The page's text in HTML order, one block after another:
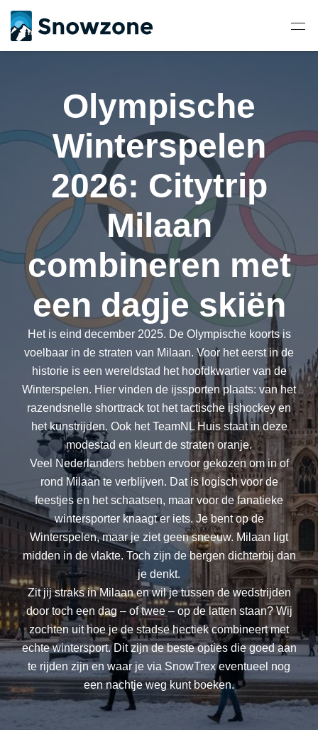
Olympische
Winterspelen
2026: Citytrip
Milaan
combineren met
een dagje skiën
Het is eind december 2025. De Olympische koorts is
voelbaar in de straten van Milaan. Voor het eerst in de
historie is een wereldstad het hoofdkwartier van de
Winterspelen. Hier vinden de ijssporten plaats: van het
razendsnelle shorttrack tot het tactische ijshockey en
het kunstrijden. Ook het TeamNL Huis staat in deze
modestad en kleurt de straten oranje.
Veel Nederlanders hebben ervoor gekozen om in of
rond Milaan te verblijven. Dat is logisch voor de
feestjes en het schaatsen, maar voor de fanatieke
wintersporter knaagt er iets. Je bent op de
Winterspelen, maar je ziet geen sneeuw. Milaan ligt
midden in de vlakte. Toch zijn de bergen dichterbij dan
je denkt.
Zit jij straks in Milaan en wil je tussen de wedstrijden
door toch een dag – of twee – op de latten staan? Wij
zochten uit hoe je de stadse hectiek combineert met
echte wintersport. Dit zijn de beste opties die goed aan
te rijden zijn en waar je via SnowTrex eventueel nog
een nachtje weg kunt boeken.